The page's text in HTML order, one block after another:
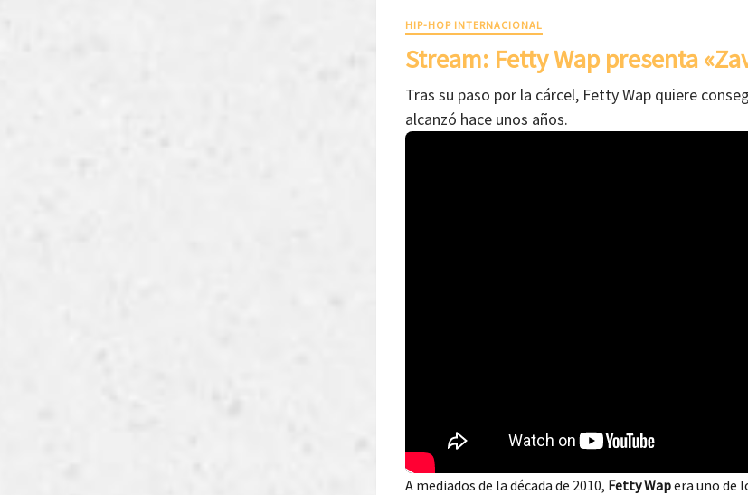
HIP-HOP INTERNACIONAL
Stream: Fetty Wap presenta
Tras su paso por la cárcel, Fetty Wap quiere
alcanzó hace unos años.
A mediados de la década de 2010, Fetty Wapera uno de